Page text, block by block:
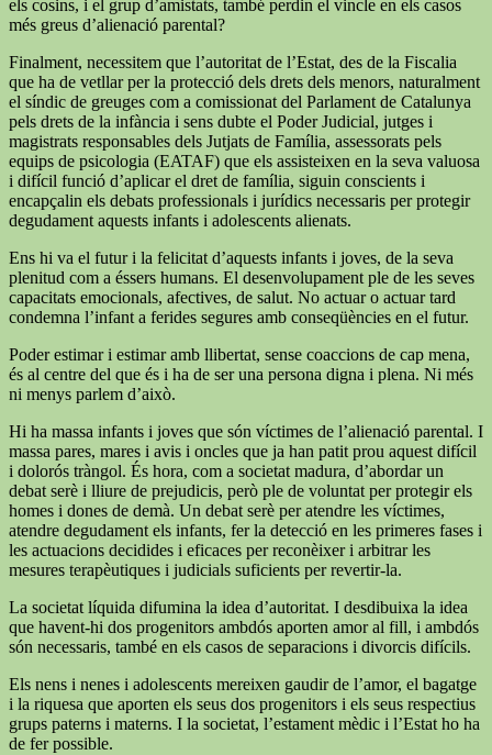
els cosins, i el grup d’amistats, també perdin el vincle en els casos
més greus d’alienació parental?
Finalment, necessitem que l’autoritat de l’Estat, des de la Fiscalia
que ha de vetllar per la protecció dels drets dels menors, naturalment
el síndic de greuges com a comissionat del Parlament de Catalunya
pels drets de la infància i sens dubte el Poder Judicial, jutges i
magistrats responsables dels Jutjats de Família, assessorats pels
equips de psicologia (EATAF) que els assisteixen en la seva valuosa
i difícil funció d’aplicar el dret de família, siguin conscients i
encapçalin els debats professionals i jurídics necessaris per protegir
degudament aquests infants i adolescents alienats.
Ens hi va el futur i la felicitat d’aquests infants i joves, de la seva
plenitud com a éssers humans. El desenvolupament ple de les seves
capacitats emocionals, afectives, de salut. No actuar o actuar tard
condemna l’infant a ferides segures amb conseqüències en el futur.
Poder estimar i estimar amb llibertat, sense coaccions de cap mena,
és al centre del que és i ha de ser una persona digna i plena. Ni més
ni menys parlem d’això.
Hi ha massa infants i joves que són víctimes de l’alienació parental. I
massa pares, mares i avis i oncles que ja han patit prou aquest difícil
i dolorós tràngol. És hora, com a societat madura, d’abordar un
debat serè i lliure de prejudicis, però ple de voluntat per protegir els
homes i dones de demà. Un debat serè per atendre les víctimes,
atendre degudament els infants, fer la detecció en les primeres fases i
les actuacions decidides i eficaces per reconèixer i arbitrar les
mesures terapèutiques i judicials suficients per revertir-la.
La societat líquida difumina la idea d’autoritat. I desdibuixa la idea
que havent-hi dos progenitors ambdós aporten amor al fill, i ambdós
són necessaris, també en els casos de separacions i divorcis difícils.
Els nens i nenes i adolescents mereixen gaudir de l’amor, el bagatge
i la riquesa que aporten els seus dos progenitors i els seus respectius
grups paterns i materns. I la societat, l’estament mèdic i l’Estat ho ha
de fer possible.